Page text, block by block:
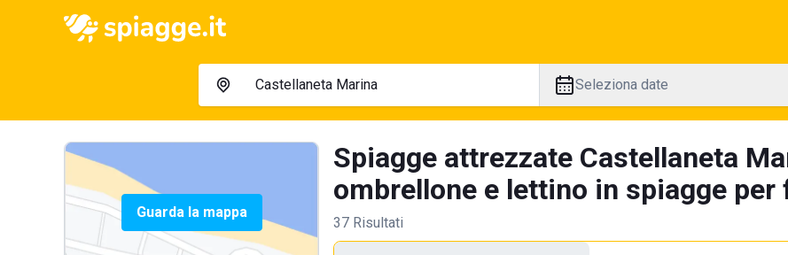
Seleziona date
Guarda la mappa
Spiagge attrezzate Castellaneta
ombrellone e lettino in spiagge per
37 Risultati